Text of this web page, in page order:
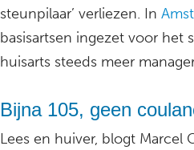
steunpilaar’ verliezen. In
basisartsen ingezet voor het
huisarts steeds meer
Bijna 105, geen
Lees en huiver, blogt Marcel